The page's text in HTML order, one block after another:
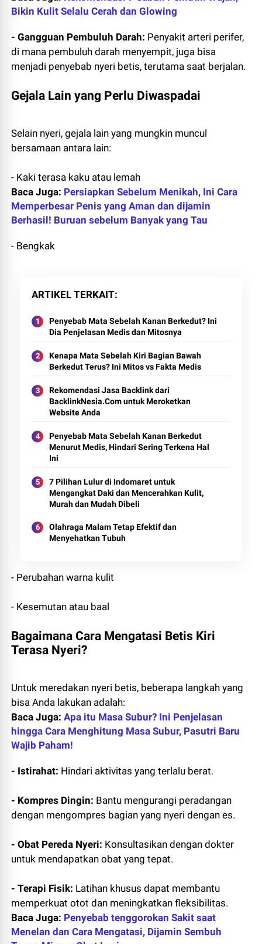
Bikin Kulit Selalu Cerah dan Glowing
- Gangguan Pembuluh Darah: Penyakit arteri perifer,
di mana pembuluh darah menyempit, juga bisa
menjadi penyebab nyeri betis, terutama saat berjalan.
Gejala Lain yang Perlu Diwaspadai
Selain nyeri, gejala lain yang mungkin muncul
bersamaan antara lain:
- Kaki terasa kaku atau lemah
Baca Juga: Persiapkan Sebelum Menikah, Ini Cara
Memperbesar Penis yang Aman dan dijamin
Berhasil! Buruan sebelum Banyak yang Tau
- Bengkak
ARTIKEL TERKAIT
Penyebab Mata Sebelah Kanan Berkedut? Ini
Dia Penjelasan Medis dan Mitosnya
Kenapa Mata Sebelah Kiri Bagian Bawah
Berkedut Terus? Ini Mitos vs Fakta Medis
Rekomendasi Jasa Backlink dari
BacklinkNesia.Com untuk Meroketkan
Website Anda
Penyebab Mata Sebelah Kanan Berkedut
Menurut Medis, Hindari Sering Terkena Hal
Ini
7 Pilihan Lulur di Indomaret untuk
Mengangkat Daki dan Mencerahkan Kulit,
Murah dan Mudah Dibeli
Olahraga Malam Tetap Efektif dan
Menyehatkan Tubuh
- Perubahan warna kulit
- Kesemutan atau baal
Bagaimana Cara Mengatasi Betis Kiri
Terasa Nyeri?
Untuk meredakan nyeri betis, beberapa langkah yang
bisa Anda lakukan adalah:
Baca Juga:Apa itu Masa Subur? Ini Penjelasan
hingga Cara Menghitung Masa Subur, Pasutri Baru
Wajib Paham!
- Istirahat: Hindari aktivitas yang terlalu berat.
- Kompres Dingin: Bantu mengurangi peradangan
dengan mengompres bagian yang nyeri dengan es.
- Obat Pereda Nyeri: Konsultasikan dengan dokter
untuk mendapatkan obat yang tepat.
- Terapi Fisik: Latihan khusus dapat membantu
memperkuat otot dan meningkatkan fleksibilitas.
Baca Juga: Penyebab tenggorokan Sakit saat
Menelan dan Cara Mengatasi, Dijamin Sembuh